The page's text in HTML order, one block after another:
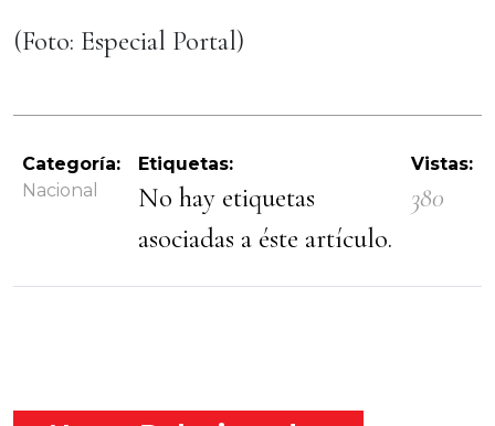
(Foto: Especial Portal)
Categoría:
Nacional
Etiquetas:
No hay etiquetas
asociadas a éste artículo.
Vistas:
380